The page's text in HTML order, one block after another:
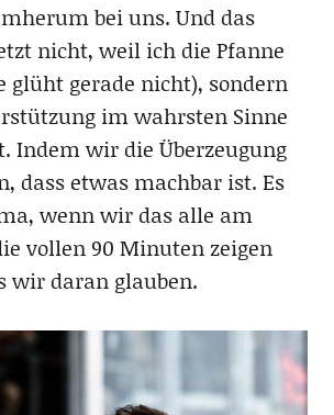
bei uns. Und das
nicht, weil ich die Pfanne
glüht gerade nicht), sondern
im wahrsten Sinne
Indem wir die Überzeugung
dass etwas machbar ist. Es
wenn wir das alle am
vollen 90 Minuten zeigen
wir daran glauben.